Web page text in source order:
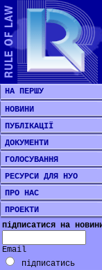
НА ПЕРШУ
НОВИНИ
ПУБЛІКАЦІЇ
ДОКУМЕНТИ
ГОЛОСУВАННЯ
РЕСУРСИ ДЛЯ НУО
ПРО НАС
ПРОЕКТИ
підписатися на
Email
підписатись